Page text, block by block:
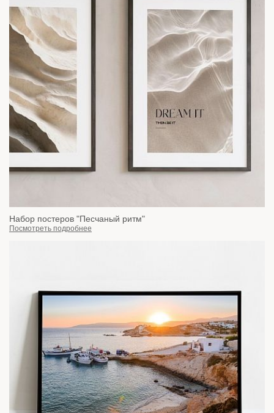
Набор постеров "Песчаный ритм"
Посмотреть подробнее